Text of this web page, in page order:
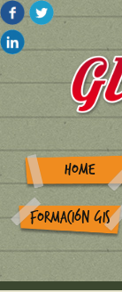
HOME
FORMACIÓN GIS